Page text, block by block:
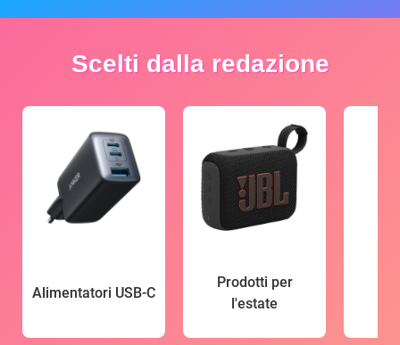
Scelti dalla redazione
Alimentatori USB-C
Prodotti per
l'estate